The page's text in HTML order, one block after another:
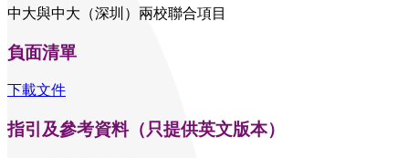
中大與中大（深圳）兩校聯合項目
負面清單
下載文件
指引及參考資料（只提供英文版本）